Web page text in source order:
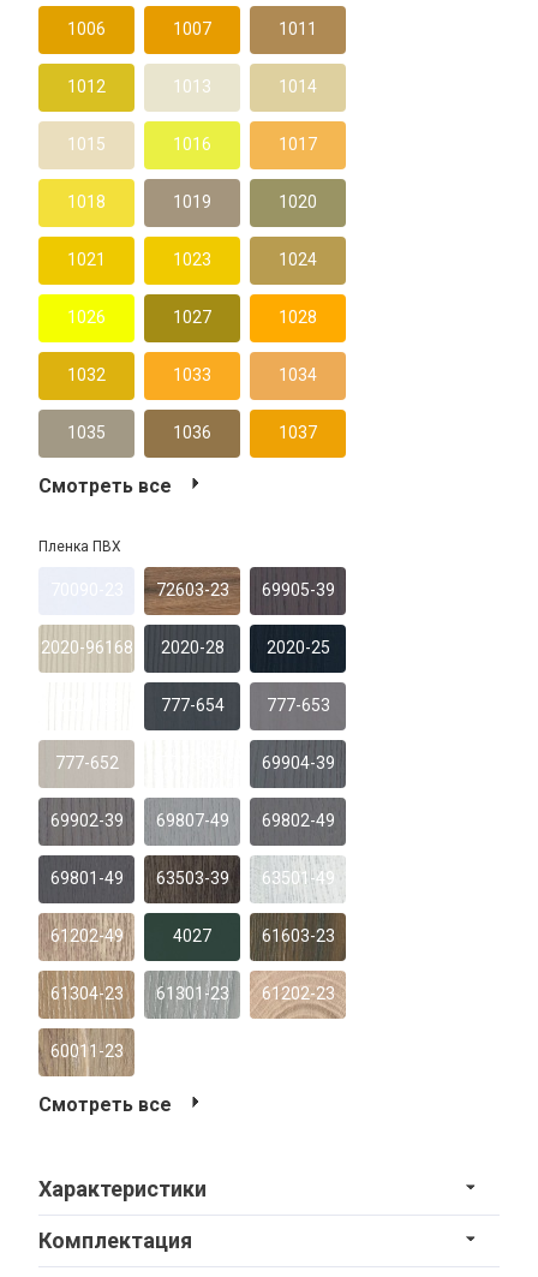
1006 1007 1011
1012 1013 1014
1015 1016 1017
1018 1019 1020
1021 1023 1024
1026 1027 1028
1032 1033 1034
1035 1036 1037
Смотреть все
Пленка ПВХ
72603-23 69905-39
2020-96168 2020-28 2020-25
777-654 777-653
777-652 69904-39
69902-39 69807-49 69802-49
69801-49 63503-39 63501-49
61202-49 4027 61603-23
61304-23 61301-23 61202-23
60011-23
Смотреть все
Характеристики
Комплектация